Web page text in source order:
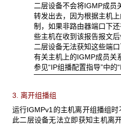
二层设备不会将IGMP成员
转发出去，因为根据主机
制，如果非路由器端口下
些主机在收到该报告报文
二层设备无法获知这些端
有关主机上的IGMP成员关
参见“IP组播配置指导”中的
3. 离开组播组
运行IGMPv1的主机离开组播组
此二层设备无法立即获知主机离